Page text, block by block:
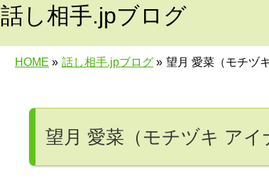
話し相手.jpブログ
HOME » 話し相手.jpブログ » 望月 愛菜（モチヅ
望月 愛菜（モチヅキ アイ